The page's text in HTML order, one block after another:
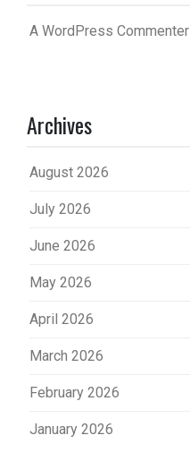
A WordPress Commenter
Archives
August 2026
July 2026
June 2026
May 2026
April 2026
March 2026
February 2026
January 2026